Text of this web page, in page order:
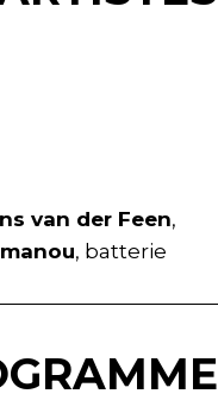
van der Feen,
, batterie